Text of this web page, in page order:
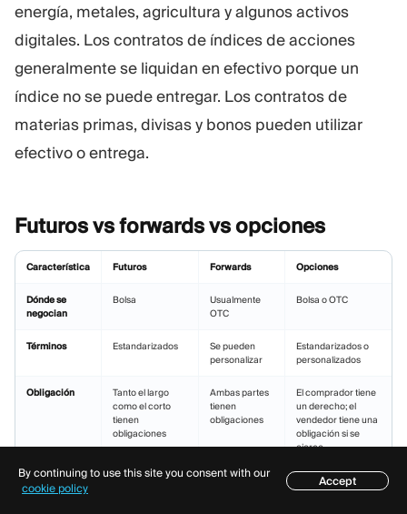
energía, metales, agricultura y algunos activos
digitales. Los contratos de índices de acciones
generalmente se liquidan en efectivo porque un
índice no se puede entregar. Los contratos de
materias primas, divisas y bonos pueden utilizar
efectivo o entrega.
Futuros vs forwards vsopciones
Característica Futuros Forwards Opciones
Dónde se
negocian
Bolsa
Usualmente
OTC
Bolsa o OTC
Términos Estandarizados
Se pueden
personalizar
Estandarizados o
personalizados
Obligación
Tanto el largo
como el corto
tienen
obligaciones
Ambas partes
tienen
obligaciones
El comprador tiene
un derecho; el
vendedor tiene una
obligación si se
ejerce
Pago por
adelantado
Colateral de
Depende del
El comprador paga
una prima; el
Índice
By continuing to use this site you consent with our
cookie policy
Accept